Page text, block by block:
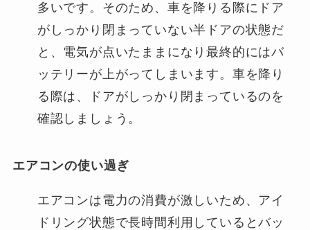
多いです。そのため、車を降りる際にドア
がしっかり閉まっていない半ドアの状態だ
と、電気が点いたままになり最終的にはバ
ッテリーが上がってしまいます。車を降り
る際は、ドアがしっかり閉まっているのを
確認しましょう。
エアコンの使い過ぎ
エアコンは電力の消費が激しいため、アイ
ドリング状態で長時間利用しているとバッ